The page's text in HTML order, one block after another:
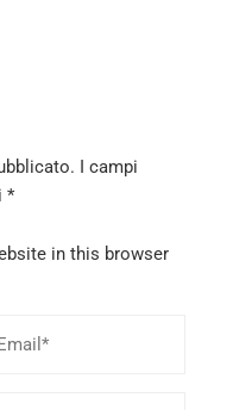
I campi
*
in this browser